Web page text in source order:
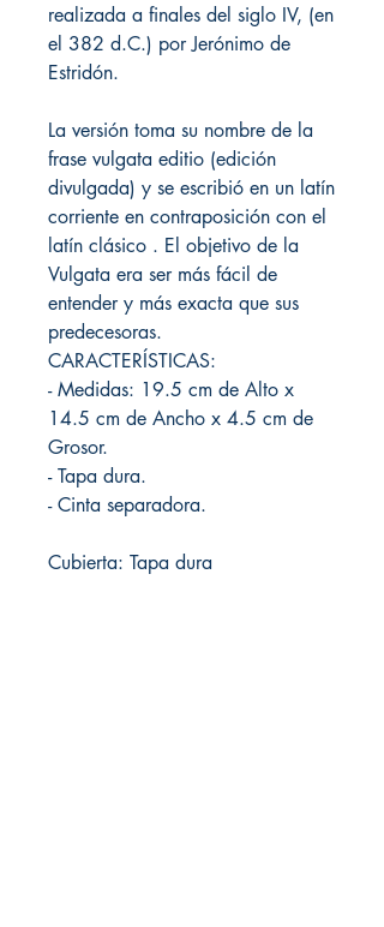
realizada a finales del siglo IV, (en
el 382 d.C.) por Jerónimo de
Estridón.
La versión toma su nombre de la
frase vulgata editio (edición
divulgada) y se escribió en un latín
corriente en contraposición con el
latín clásico . El objetivo de la
Vulgata era ser más fácil de
entender y más exacta que sus
predecesoras.
CARACTERÍSTICAS:
- Medidas: 19.5 cm de Alto x
14.5 cm de Ancho x 4.5 cm de
Grosor.
- Tapa dura.
- Cinta separadora.
Cubierta: Tapa dura